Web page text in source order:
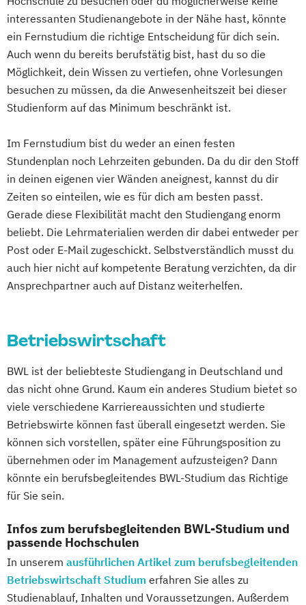
interessanten Studienangebote in der Nähe hast, könnte
ein Fernstudium die richtige Entscheidung für dich sein.
Auch wenn du bereits berufstätig bist, hast du so die
Möglichkeit, dein Wissen zu vertiefen, ohne Vorlesungen
besuchen zu müssen, da die Anwesenheitszeit bei dieser
Studienform auf das Minimum beschränkt ist.
Im Fernstudium bist du weder an einen festen
Stundenplan noch Lehrzeiten gebunden. Da du dir den Stoff
in deinen eigenen vier Wänden aneignest, kannst du dir
Zeiten so einteilen, wie es für dich am besten passt.
Gerade diese Flexibilität macht den Studiengang enorm
beliebt. Die Lehrmaterialien werden dir dabei entweder per
Post oder E-Mail zugeschickt. Selbstverständlich musst du
auch hier nicht auf kompetente Beratung verzichten, da dir
Ansprechpartner auch auf Distanz weiterhelfen.
Betriebswirtschaft
BWL ist der beliebteste Studiengang in Deutschland und
das nicht ohne Grund. Kaum ein anderes Studium bietet so
viele verschiedene Karriereaussichten und studierte
Betriebswirte können fast überall eingesetzt werden. Sie
können sich vorstellen, später eine Führungsposition zu
übernehmen oder im Management aufzusteigen? Dann
könnte ein berufsbegleitendes BWL-Studium das Richtige
für Sie sein.
Infos zum berufsbegleitenden BWL-Studium und
passende Hochschulen
In unserem ausführlichen Artikel zum berufsbegleitenden
Betriebswirtschaft Studium erfahren Sie alles zu
Studienablauf, Inhalten und Voraussetzungen. Außerdem